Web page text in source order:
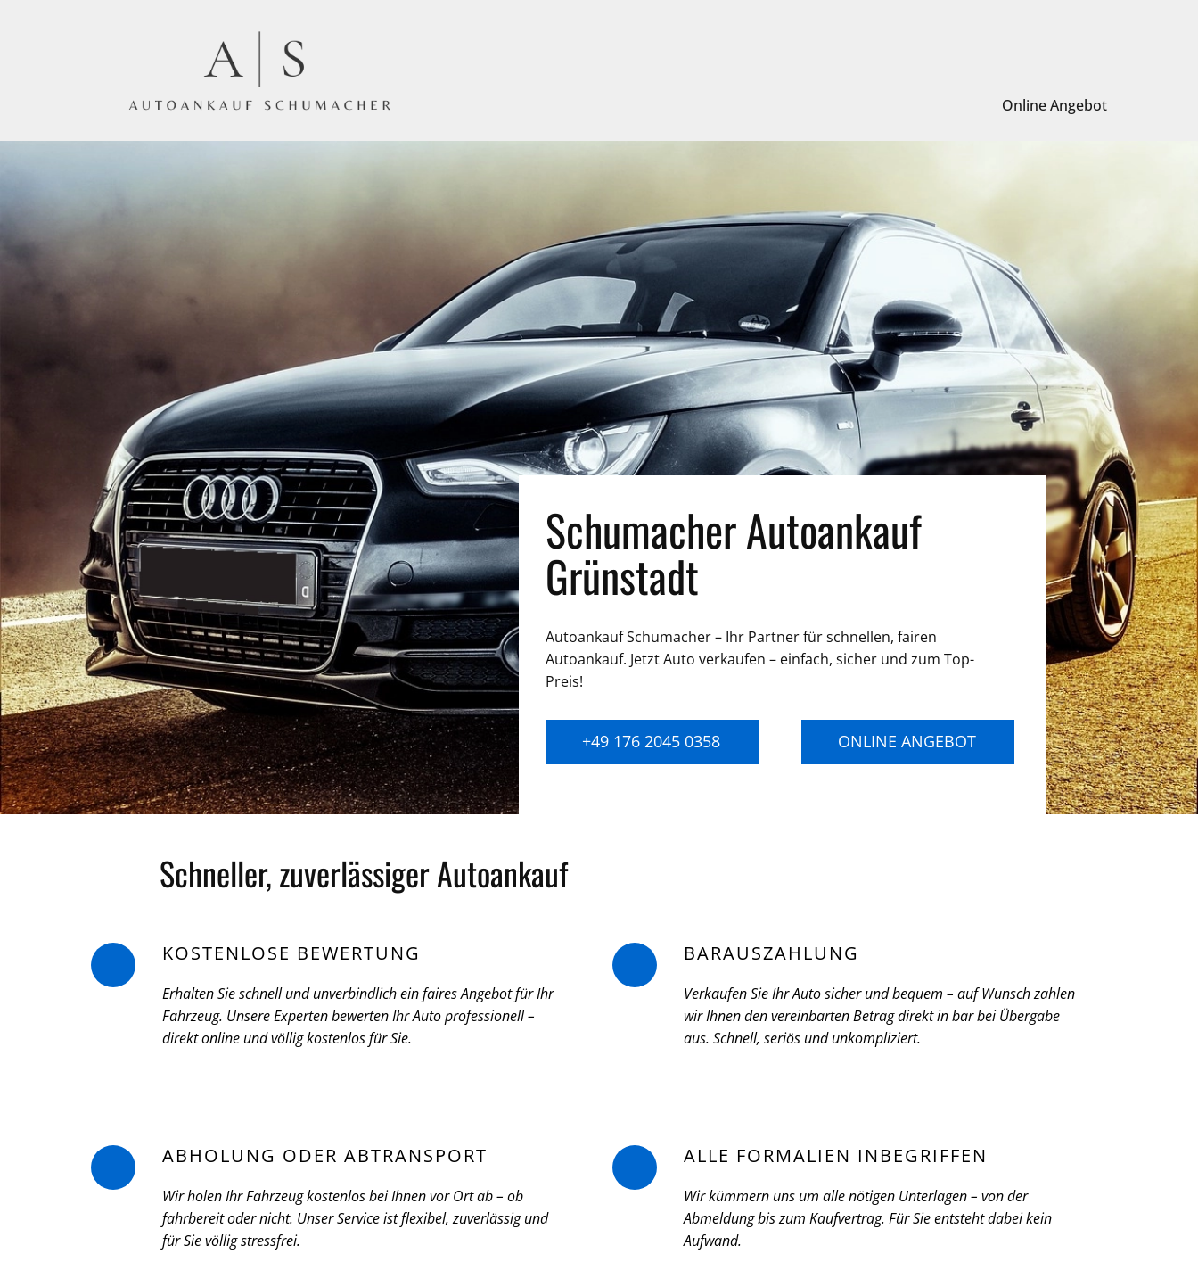
Online Angebot
Schumacher Autoankauf
Grünstadt
Autoankauf Schumacher – Ihr Partner für schnellen, fairen
Autoankauf. Jetzt Auto verkaufen – einfach, sicher und zum Top-
Preis!
+49 176 2045 0358 ONLINE ANGEBOT
Schneller, zuverlässiger Autoankauf
KOSTENLOSE BEWERTUNG
Erhalten Sie schnell und unverbindlich ein faires Angebot für Ihr
Fahrzeug. Unsere Experten bewerten Ihr Auto professionell –
direkt online und völlig kostenlos für Sie.
BARAUSZAHLUNG
Verkaufen Sie Ihr Auto sicher und bequem – auf Wunsch zahlen
wir Ihnen den vereinbarten Betrag direkt in bar bei Übergabe
aus. Schnell, seriös und unkompliziert.
ABHOLUNG ODER ABTRANSPORT
Wir holen Ihr Fahrzeug kostenlos bei Ihnen vor Ort ab – ob
fahrbereit oder nicht. Unser Service ist flexibel, zuverlässig und
für Sie völlig stressfrei.
ALLE FORMALIEN INBEGRIFFEN
Wir kümmern uns um alle nötigen Unterlagen – von der
Abmeldung bis zum Kaufvertrag. Für Sie entsteht dabei kein
Aufwand.